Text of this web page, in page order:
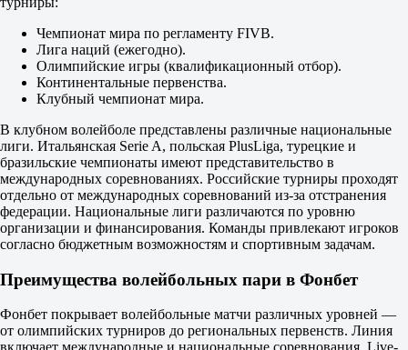
Фора
+0.5
1.80
1.90
Тотал
Б
М
177.5
1.83
1.87
Беларусь. Лига Про. Челлендж. Минская область. 4x4. 3 сета (3-й
1
Гладиаторы-про
-
Шторм-про
Чемпионат мира по регламенту FIVB.
Лига наций (ежегодно).
Олимпийские игры (квалификационный отбор).
Континентальные первенства.
Клубный чемпионат мира.
В клубном волейболе представлены различные национальные
лиги. Итальянская Serie A, польская PlusLiga, турецкие и
бразильские чемпионаты имеют представительство в
международных соревнованиях. Российские турниры проходят
отдельно от международных соревнований из-за отстранения
федерации. Национальные лиги различаются по уровню
организации и финансирования. Команды привлекают игроков
согласно бюджетным возможностям и спортивным задачам.
Преимущества волейбольных пари в Фонбет
Фонбет покрывает волейбольные матчи различных уровней —
от олимпийских турниров до региональных первенств. Линия